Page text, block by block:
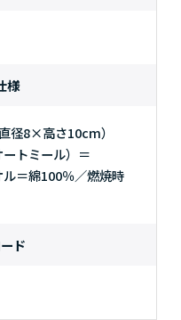
様
径8×高さ10cm）
トミール）＝
＝綿100％／燃焼時
ド